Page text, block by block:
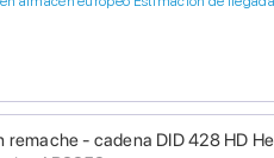
remache - cadena DID 428 HD